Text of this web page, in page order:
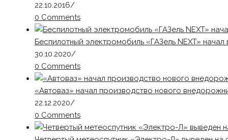
22.10.2016/
0 Comments
Беспилотный электромобиль «ГАЗель NEXT»
30.10.2020/
0 Comments
«Автоваз» начал производство нового
22.12.2020/
0 Comments